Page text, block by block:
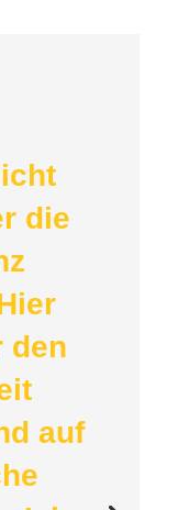
die
den
auf